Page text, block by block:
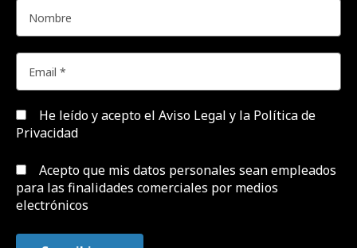
He leído y acepto el Aviso Legal y la Política de
Privacidad
Acepto que mis datos personales sean empleados
para las finalidades comerciales por medios
electrónicos